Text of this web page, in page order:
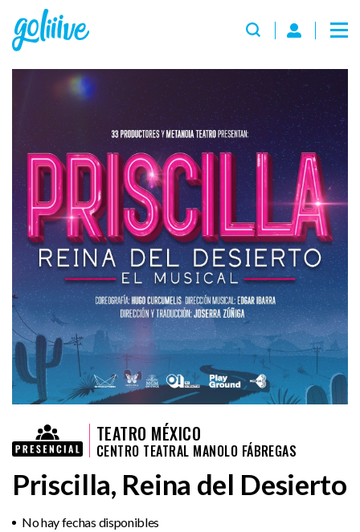
TEATRO MÉXICO
CENTRO TEATRAL MANOLO FÁBREGAS
Priscilla, Reina del Desierto
No hay fechas disponibles